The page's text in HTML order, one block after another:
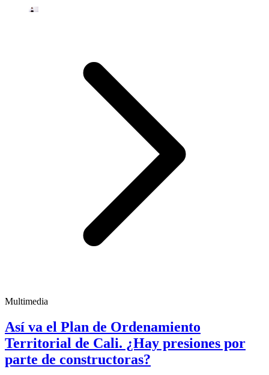
Multimedia
Así va el Plan de Ordenamiento
Territorial de Cali. ¿Hay presiones por
parte de constructoras?